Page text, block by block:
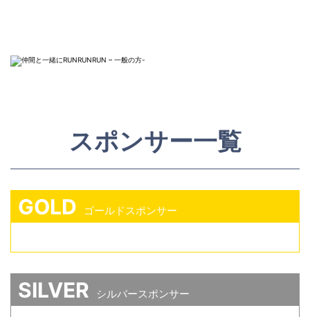
スポンサー一覧
GOLD ゴールドスポンサー
SILVER シルバースポンサー